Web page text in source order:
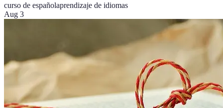
curso de españolaprendizaje de idiomas
Aug 3